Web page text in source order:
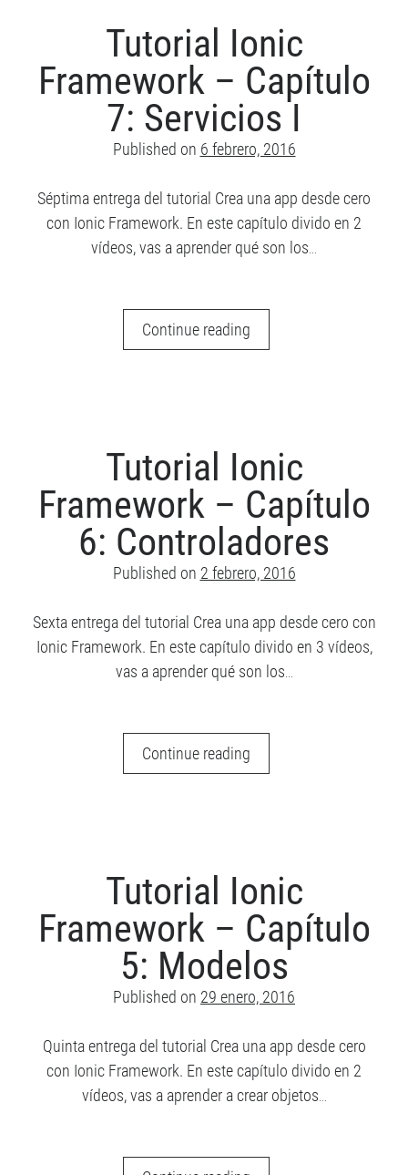
Constantes
Tutorial Ionic
Framework – Capítulo
7: Servicios I
Published on 6 febrero, 2016
Séptima entrega del tutorial Crea una app desde cero
con Ionic Framework. En este capítulo divido en 2
vídeos, vas a aprender qué son los…
Continue readingTutorial
Ionic
Servicios
I
Tutorial Ionic
Framework – Capítulo
6: Controladores
Published on 2 febrero, 2016
Sexta entrega del tutorial Crea una app desde cero con
Ionic Framework. En este capítulo divido en 3 vídeos,
vas a aprender qué son los…
Continue readingTutorial
Ionic
Controladores
Tutorial Ionic
Framework – Capítulo
5: Modelos
Published on 29 enero, 2016
Quinta entrega del tutorial Crea una app desde cero
con Ionic Framework. En este capítulo divido en 2
vídeos, vas a aprender a crear objetos…